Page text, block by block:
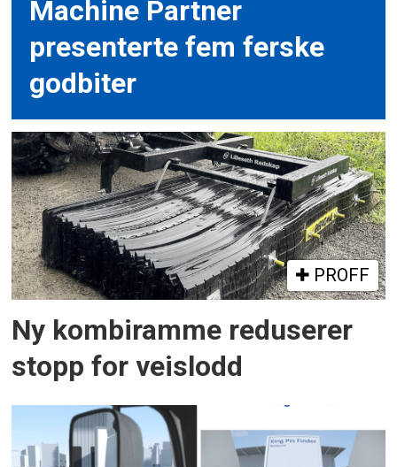
Machine Partner
presenterte fem ferske
godbiter
PROFF
Ny kombiramme reduserer
stopp for veislodd